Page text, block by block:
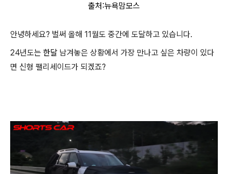
출처:뉴욕맘모스
안녕하세요? 벌써 올해 11월도 중간에 도달하고 있습니다.
24년도는 한달 남겨놓은 상황에서 가장 만나고 싶은 차량이 있다
면 신형 팰리세이드가 되겠죠?